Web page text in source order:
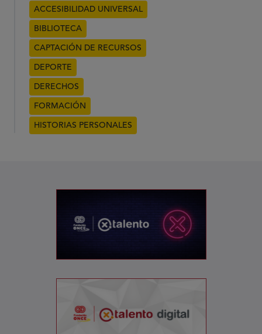
ACCESIBILIDAD UNIVERSAL
BIBLIOTECA
CAPTACIÓN DE RECURSOS
DEPORTE
DERECHOS
FORMACIÓN
HISTORIAS PERSONALES